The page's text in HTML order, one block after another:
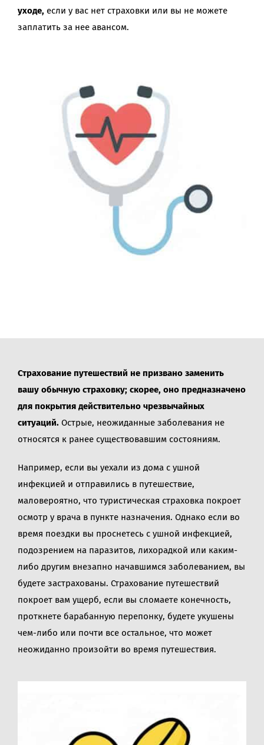
уходе,если у вас нет страховки или вы не можете
заплатить за нее авансом.
Страхование путешествий не призвано заменить
вашу обычную страховку; скорее, оно предназначено
для покрытия действительно чрезвычайных
ситуаций.Острые, неожиданные заболевания не
относятся к ранее существовавшим состояниям.
Например, если вы уехали из дома с ушной
инфекцией и отправились в путешествие,
маловероятно, что туристическая страховка покроет
осмотр у врача в пункте назначения. Однако если во
время поездки вы проснетесь с ушной инфекцией,
подозрением на паразитов, лихорадкой или каким-
либо другим внезапно начавшимся заболеванием, вы
будете застрахованы. Страхование путешествий
покроет вам ущерб, если вы сломаете конечность,
проткнете барабанную перепонку, будете укушены
чем-либо или почти все остальное, что может
неожиданно произойти во время путешествия.